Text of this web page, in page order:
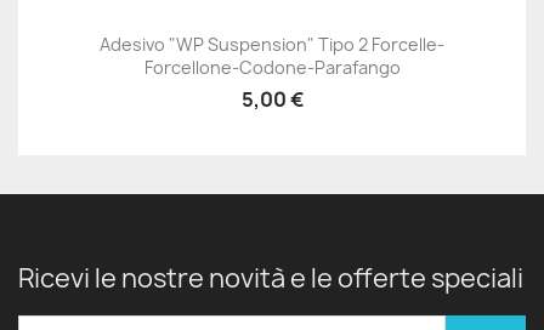
Adesivo "WP Suspension" Tipo 2 Forcelle-
Forcellone-Codone-Parafango
5,00 €
Ricevi le nostre novità e le offerte speciali